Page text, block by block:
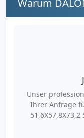
Warum
Unser
Ihrer Anfrage